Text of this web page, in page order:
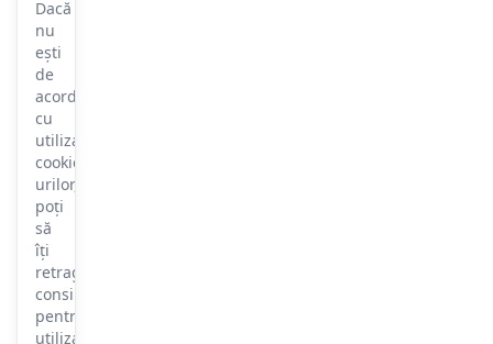
Dacă
nu
ești
de
acord
cu
utilizarea
cookie-
urilor,
poți
să
îți
retragi
consimțământul
pentru
utilizarea